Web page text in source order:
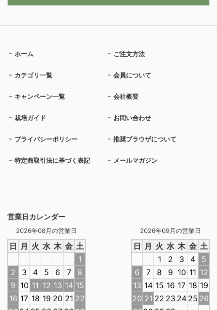
営業日カレンダー
2026年08月の営業日
日 月 火 水 木 金 土
1
2
3 4 5 6 7
8
9 10 11 12 13 14 15
16 17 18 19 20 21 22
2026年09月の営業日
日 月 火 水 木 金 土
1
2 3 4
5
6
7 8 9 10 11 12
13 14 15 16 17 18 19
20 21 22 23 24 25 26
ホーム ご注文方法
カテゴリ一覧 会員について
キャンペーン一覧 会社概要
栽培ガイド お問い合わせ
プライバシーポリシー 推奨ブラウザについて
特定商取引法に基づく表記 メールマガジン